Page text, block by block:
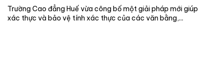
Trường Cao đẳng Huế vừa công bố một giải pháp mới giúp
xác thực và bảo vệ tính xác thực của các văn bằng,...